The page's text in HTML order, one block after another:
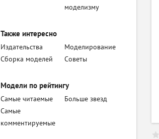
моделизму
Также интересно
Издательства
Моделирование
Сборка моделей
Советы
Модели по рейтингу
Самые читаемые
Больше звезд
Самые
комментируемые